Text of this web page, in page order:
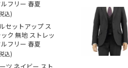
フリー 春夏
込)
セットアップ ス
ク 無地 ストレッ
フリー 春夏
込)